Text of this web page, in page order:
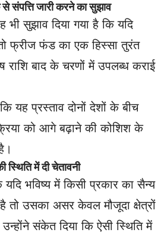
संपत्ति जारी करने का सुझाव
भी सुझाव दिया गया है कि यदि
फ्रीज फंड का एक हिस्सा तुरंत
राशि बाद के चरणों में उपलब्ध कराई
यह प्रस्ताव दोनों देशों के बीच
को आगे बढ़ाने की कोशिश के
स्थिति में दी चेतावनी
भविष्य में किसी प्रकार का सैन्य
है तो उसका असर केवल मौजूदा क्षेत्रों
संकेत दिया कि ऐसी स्थिति में